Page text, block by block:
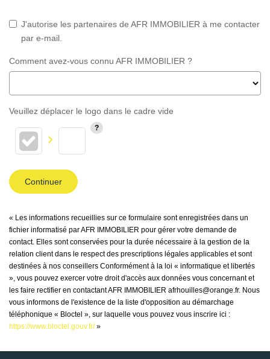
J'autorise les partenaires de AFR IMMOBILIER à me contacter
par e-mail.
Comment avez-vous connu AFR IMMOBILIER ?
Veuillez déplacer le logo dans le cadre vide
Continuer
« Les informations recueillies sur ce formulaire sont enregistrées dans un
fichier informatisé par AFR IMMOBILIER pour gérer votre demande de
contact. Elles sont conservées pour la durée nécessaire à la gestion de la
relation client dans le respect des prescriptions légales applicables et sont
destinées à nos conseillers Conformément à la loi « informatique et libertés
», vous pouvez exercer votre droit d'accès aux données vous concernant et
les faire rectifier en contactant AFR IMMOBILIER afrhouilles@orange.fr. Nous
vous informons de l'existence de la liste d'opposition au démarchage
téléphonique « Bloctel », sur laquelle vous pouvez vous inscrire ici :
https://www.bloctel.gouv.fr/»